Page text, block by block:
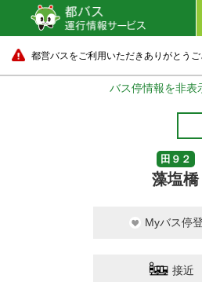
都営バスをご利用いただきありがとうご
バス停情報を非表
田９２
藻塩橋
Myバス停
接近